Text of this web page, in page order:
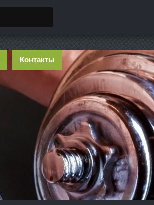
Контакты